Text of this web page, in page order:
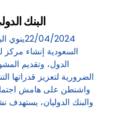
البنك
السعودية إنشاء
الدول، وتقديم
الضرورية لتعزيز قدراتها
واشنطن على هامش
والبنك الدوليان، يستهدف